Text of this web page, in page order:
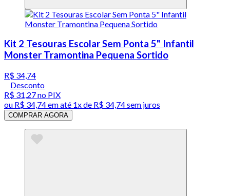
Kit 2 Tesouras Escolar Sem Ponta 5" Infantil
Monster Tramontina Pequena Sortido
R$ 34,74
Desconto
R$ 31,27no PIX
ou R$ 34,74em até 1x de R$ 34,74sem juros
COMPRAR AGORA